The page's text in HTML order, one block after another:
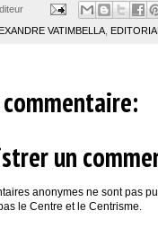
VATIMBELLA
un
anonymes ne sont pas
le Centre et le Centrisme.